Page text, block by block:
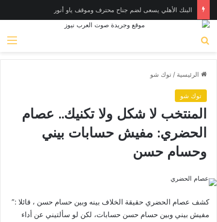
البنك الأهلي يسعى لضم جناح محترف وموقف ياو أنور
الرئيسية / توك شو
توك شو
المنتخب لا شكل ولا تكنيك.. عصام
الحضري: مفيش حسابات بيني
وحسام حسن
كشف عصام الحضري حقيقة الخلاف بينه وبين حسام حسن ، قائلا :”
مفيش بيني وبين حسام حسن حسابات، لكن لو سألتيني عن أداء